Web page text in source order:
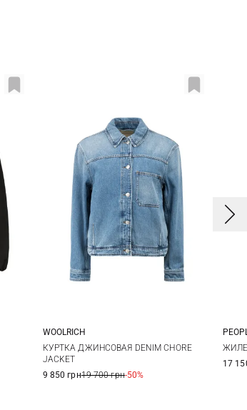
XS S M L
WOOLRICH
КУРТКА ДЖИНСОВАЯ DENIM CHORE
JACKET
9 850 грн19 700 грн-50%
17